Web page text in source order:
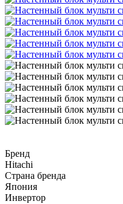
Бренд
Hitachi
Страна бренда
Япония
Инвертор